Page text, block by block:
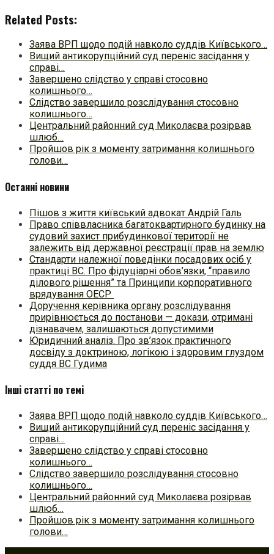
Related Posts:
Заява ВРП щодо подій навколо суддів Київського…
Вищий антикорупційний суд переніс засідання у
справі…
Завершено слідство у справі стосовно
колишнього…
Слідство завершило розслідування стосовно
колишнього…
Центральний районний суд Миколаєва розірвав
шлюб…
Пройшов рік з моменту затримання колишнього
голови…
Останні новини
Пішов з життя київський адвокат Андрій Галь
Право співвласника багатоквартирного будинку на
судовий захист прибудинкової території не
залежить від державної реєстрації прав на землю
Стандарти належної поведінки посадових осіб у
практиці ВC. Про фідуціарні обов’язки, “правило
ділового рішення” та Принципи корпоративного
врядування ОЕСР
Доручення керівника органу розслідування
прирівнюється до постанови — докази, отримані
дізнавачем, залишаються допустимими
Юридичний аналіз. Про зв’язок практичного
досвіду з доктриною, логікою і здоровим глуздом
суддя ВС Гудима
Інші статті по темі
Заява ВРП щодо подій навколо суддів Київського…
Вищий антикорупційний суд переніс засідання у
справі…
Завершено слідство у справі стосовно
колишнього…
Слідство завершило розслідування стосовно
колишнього…
Центральний районний суд Миколаєва розірвав
шлюб…
Пройшов рік з моменту затримання колишнього
голови…